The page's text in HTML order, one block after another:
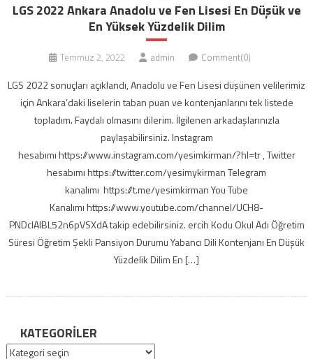
LGS 2022 Ankara Anadolu ve Fen Lisesi En Düşük ve
En Yüksek Yüzdelik Dilim
Temmuz 2, 2022 admin Comment(0)
LGS 2022 sonuçları açıklandı, Anadolu ve Fen Lisesi düşünen velilerimiz
için Ankara’daki liselerin taban puan ve kontenjanlarını tek listede
topladım. Faydalı olmasını dilerim. İlgilenen arkadaşlarınızla
paylaşabilirsiniz. Instagram
hesabımı https://www.instagram.com/yesimkirman/?hl=tr , Twitter
hesabımı https://twitter.com/yesimykirman Telegram
kanalımı https://t.me/yesimkirman You Tube
Kanalımı https://www.youtube.com/channel/UCH8-
PNDcIAlBL52n6pVSXdA takip edebilirsiniz. ercih Kodu Okul Adı Öğretim
Süresi Öğretim Şekli Pansiyon Durumu Yabancı Dili Kontenjanı En Düşük
Yüzdelik Dilim En […]
KATEGORILER
Kategoriler